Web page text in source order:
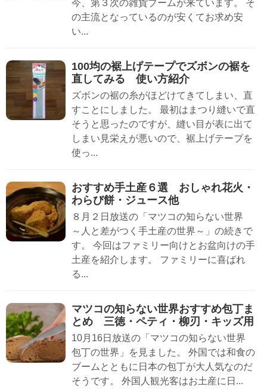
今、第３次の雑貨ブームが来ています。 そ
の主流となっているのが安くてお求め安
い...
100均の裾上げテープでズボンの裾を
直してみる 使い方紹介
ズボンの裾の糸がほどけてきてしまい、直
すことにしました。 最初はまつり縫いで直
そうと思ったのですが、縫い目が表に出て
しまい見栄えが悪いので、裾上げテープを
使っ...
おすすめ手土産６選 おしゃれ花火・
わらび餅・ジュース他
８月２日放送の「マツコの知らない世界
～人と差がつく手土産の世界～」の続きで
す。 今回はファミリー向けとお盆向けの手
土産を紹介します。 ファミリーに喜ばれ
る...
マツコの知らない世界おすすめ包丁ま
とめ 三徳・ペティ・柳刃・キッズ用
10月16日放送の「マツコの知らない世界
包丁の世界」を見ました。 外国では和食の
ブームとともに日本の包丁が大人気なのだ
そうです。 外国人観光客はお土産に日...